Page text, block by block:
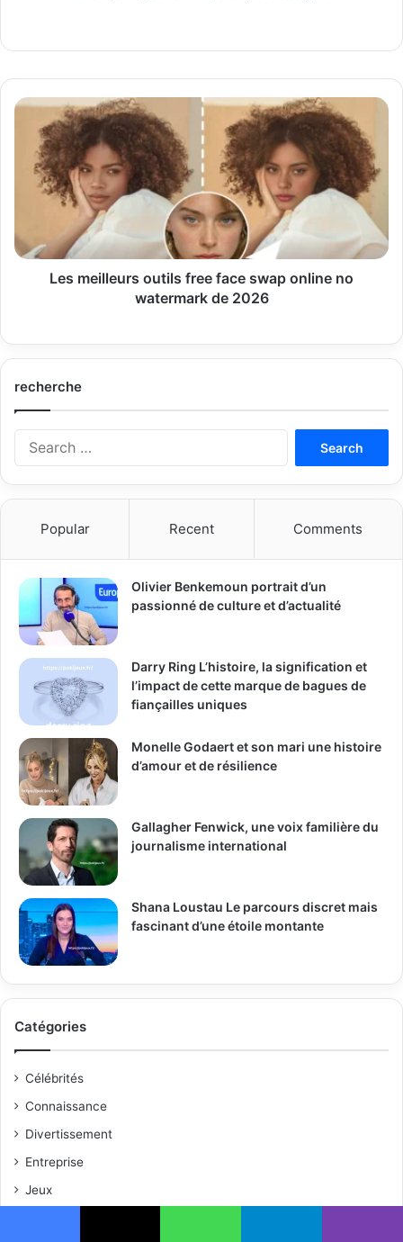
Les
meilleurs
outils
free
no
watermark
Les meilleurs outils free face swap online no
watermark de 2026
recherche
Popular Recent Comments
Olivier Benkemoun portrait d’un
passionné de culture et d’actualité
Darry Ring L’histoire, la signification et
l’impact de cette marque de bagues de
fiançailles uniques
Monelle Godaert et son mari une histoire
d’amour et de résilience
Gallagher Fenwick, une voix familière du
journalisme international
Shana Loustau Le parcours discret mais
fascinant d’une étoile montante
Catégories
Célébrités
Connaissance
Divertissement
Entreprise
Jeux